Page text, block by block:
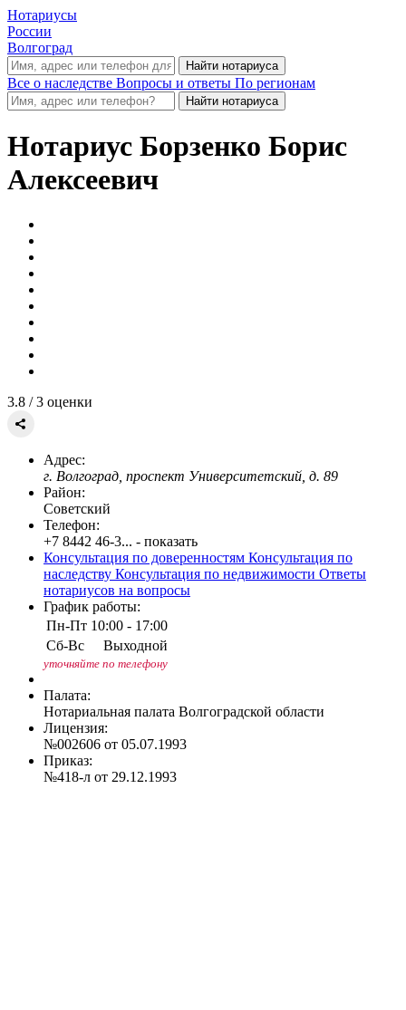
Нотариусы
России
Волгоград
Все о наследстве Вопросы и ответы По регионам
Нотариус Борзенко Борис
Алексеевич
3.8 / 3 оценки
Адрес:
г. Волгоград, проспект Университетский, д. 89
Район:
Советский
Телефон:
+7 8442 46-3... - показать
Консультация по доверенностям Консультация по
наследству Консультация по недвижимости Ответы
нотариусов на вопросы
График работы:
Пн-Пт 10:00 - 17:00
Сб-Вс
Выходной
уточняйте по телефону
Палата:
Нотариальная палата Волгоградской области
Лицензия:
№002606 от 05.07.1993
Приказ:
№418-л от 29.12.1993